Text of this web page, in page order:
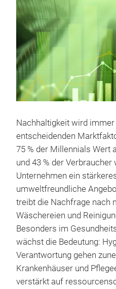
Nachhaltigkeit wird
entscheidenden
75 % der Millennials Wert
und 43 % der
Unternehmen ein
umweltfreundliche
treibt die Nachfrage nach
Wäschereien und
Besonders im
wächst die Bedeutung:
Verantwortung gehen
Krankenhäuser und
verstärkt auf